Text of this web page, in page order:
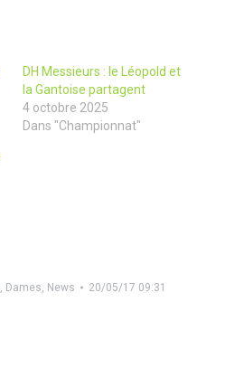
DH Messieurs : le Léopold et
la Gantoise partagent
4 octobre 2025
Dans "Championnat"
, Dames, News 20/05/17 09:31